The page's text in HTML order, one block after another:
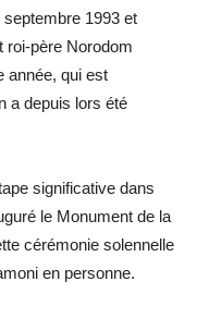
septembre 1993 et
roi-père Norodom
année, qui est
a depuis lors été
significative dans
le Monument de la
cérémonie solennelle
en personne.